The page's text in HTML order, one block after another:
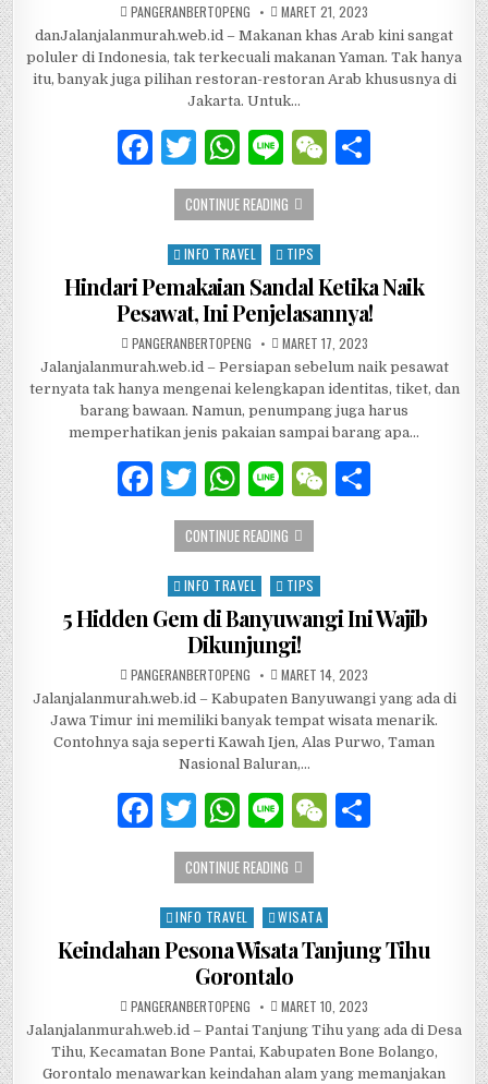
o
k
p
AUTHOR:
PANGERANBERTOPENG PUBLISHED DATE:
MARET 21, 2023
danJalanjalanmurah.web.id – Makanan khas Arab kini sangat
poluler di Indonesia, tak terkecuali makanan Yaman. Tak hanya
itu, banyak juga pilihan restoran-restoran Arab khususnya di
Jakarta. Untuk…
F
a
c
e
b
o
o
k
T
w
it
te
r
W
h
at
s
A
p
p
Li
n
e
W
at
CONTINUE READING 4 MAKANAN KHAS YAMAN INI
Posted in
INFO TRAVEL TIPS
Hindari Pemakaian Sandal Ketika Naik
Pesawat, Ini Penjelasannya!
AUTHOR:
PANGERANBERTOPENG PUBLISHED DATE:
MARET 17, 2023
Jalanjalanmurah.web.id – Persiapan sebelum naik pesawat
ternyata tak hanya mengenai kelengkapan identitas, tiket, dan
barang bawaan. Namun, penumpang juga harus
memperhatikan jenis pakaian sampai barang apa…
F
a
c
e
b
o
k
T
w
it
te
r
W
h
at
s
A
p
p
Li
n
e
W
at
CONTINUE READING HINDARI PEMAKAIAN SANDAL
Posted in
INFO TRAVEL TIPS
5 Hidden Gem di Banyuwangi Ini Wajib
Dikunjungi!
AUTHOR:
PANGERANBERTOPENG PUBLISHED DATE:
MARET 14, 2023
Jalanjalanmurah.web.id – Kabupaten Banyuwangi yang ada di
Jawa Timur ini memiliki banyak tempat wisata menarik.
Contohnya saja seperti Kawah Ijen, Alas Purwo, Taman
Nasional Baluran,…
F
a
c
e
b
o
k
T
w
it
te
r
W
h
at
s
A
p
p
Li
n
e
W
at
CONTINUE READING 5 HIDDEN GEM DI BANYUWANGI INI
Posted in
INFO TRAVEL WISATA
Keindahan Pesona Wisata Tanjung Tihu
Gorontalo
AUTHOR:
PANGERANBERTOPENG PUBLISHED DATE:
MARET 10, 2023
Jalanjalanmurah.web.id – Pantai Tanjung Tihu yang ada di Desa
Tihu, Kecamatan Bone Pantai, Kabupaten Bone Bolango,
Gorontalo menawarkan keindahan alam yang memanjakan